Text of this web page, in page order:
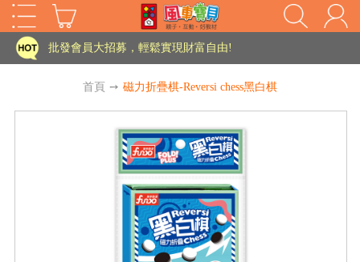
批發會員大招募，輕鬆實現財富自由!
老師您好!!幼教會員火熱招募中~
批發會員大招募，輕鬆實現財富自由!
老師您好!!幼教會員火熱招募中~
首頁 ➙ 磁力折疊棋-Reversi chess黑白棋